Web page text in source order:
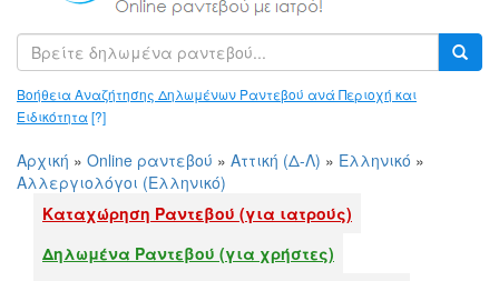
Βοήθεια Αναζήτησης Δηλωμένων Ραντεβού ανά Περιοχή και
Ειδικότητα[?]
Αρχική » Online ραντεβού » Αττική (Δ-Λ) » Ελληνικό »
Αλλεργιολόγοι (Ελληνικό)
Καταχώρηση Ραντεβού (για ιατρούς)
Δηλωμένα Ραντεβού (για χρήστες)